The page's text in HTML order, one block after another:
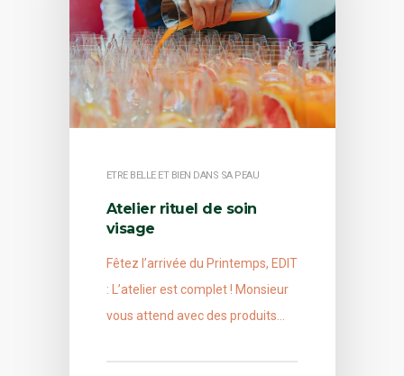
ETRE BELLE ET BIEN DANS SA PEAU
Atelier rituel de soin
visage
Fêtez l’arrivée du Printemps, EDIT
: L’atelier est complet ! Monsieur
vous attend avec des produits…